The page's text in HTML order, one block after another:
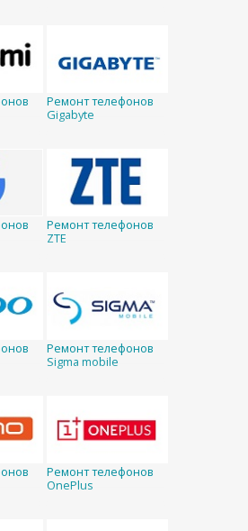
Ремонт телефонов
Gigabyte
Ремонт телефонов
ZTE
Ремонт телефонов
Sigma mobile
Ремонт телефонов
OnePlus